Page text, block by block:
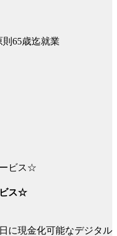
65歳迄就業
ス☆
に現金化可能なデジタル